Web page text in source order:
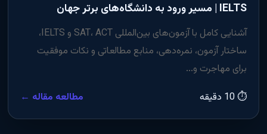
IELTS | مسیر ورود به دانشگاه‌های برتر جهان
آشنایی کامل با آزمون‌های بین‌المللی SAT، ACT و IELTS،
ساختار آزمون، نمره‌دهی، منابع مطالعاتی و نکات موفقیت
برای مهاجرت و...
⏱ 10 دقیقه
مطالعه مقاله ←